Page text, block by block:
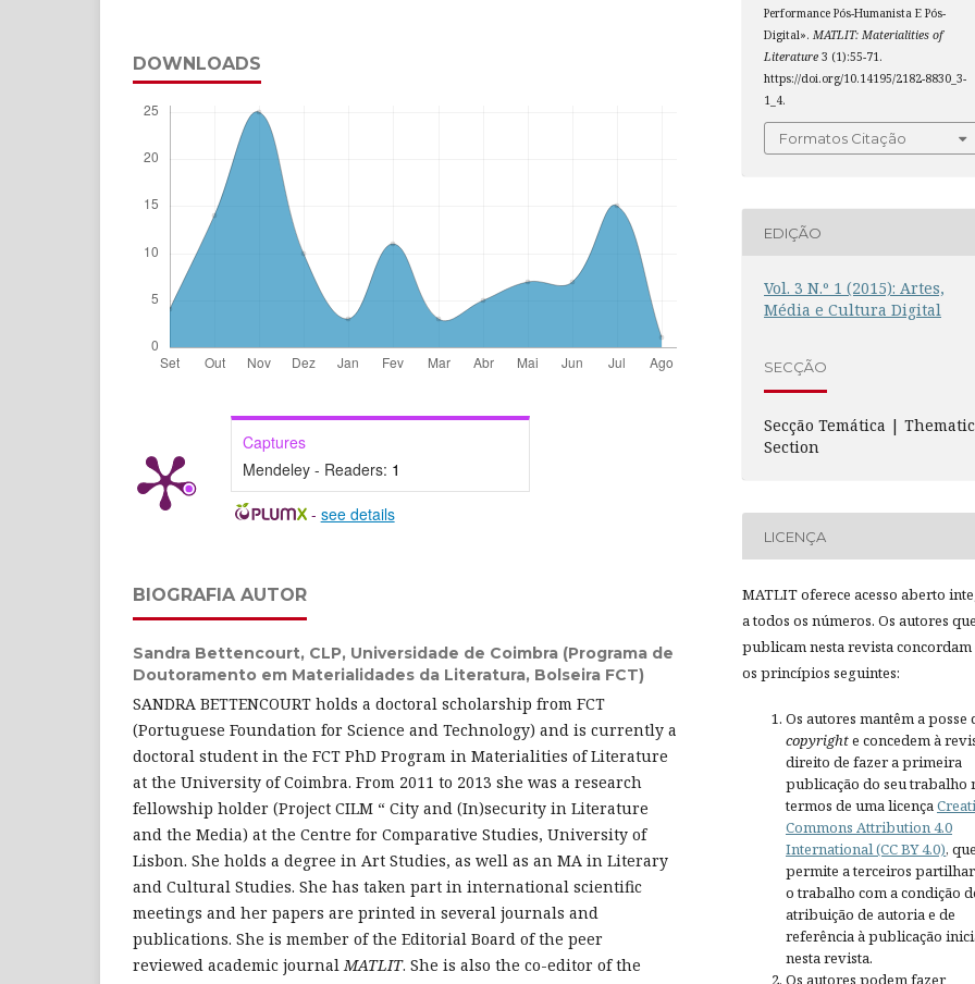
DOWNLOADS
Captures
Mendeley - Readers: 1
- see details
BIOGRAFIA AUTOR
Sandra Bettencourt, CLP, Universidade de Coimbra (Programa de
Doutoramento em Materialidades da Literatura, Bolseira FCT)
SANDRA BETTENCOURT holds a doctoral scholarship from FCT
(Portuguese Foundation for Science and Technology) and is currently a
doctoral student in the FCT PhD Program in Materialities of Literature
at the University of Coimbra. From 2011 to 2013 she was a research
fellowship holder (Project CILM “ City and (In)security in Literature
and the Media) at the Centre for Comparative Studies, University of
Lisbon. She holds a degree in Art Studies, as well as an MA in Literary
and Cultural Studies. She has taken part in international scientific
meetings and her papers are printed in several journals and
publications. She is member of the Editorial Board of the peer
reviewed academic journalMATLIT. She is also the co-editor of the
Performance Pós-Humanista E Pós-
Digital». MATLIT: Materialities of
Literature 3 (1):55-71.
https://doi.org/10.14195/2182-8830_3-
1_4.
Formatos Citação
EDIÇÃO
Vol. 3 N.º 1 (2015): Artes,
Média e Cultura Digital
SECÇÃO
Secção Temática | Thematic
Section
LICENÇA
MATLIT oferece acesso aberto
a todos os números. Os autores que
publicam nesta revista concordam
os princípios seguintes:
Os autores mantêm a posse
copyrighte concedem à
direito de fazer a primeira
publicação do seu trabalho
termos de uma licença
Commons Attribution 4.0
International (CC BY 4.0), que
permite a terceiros
o trabalho com a condição
atribuição de autoria e de
referência à publicação
nesta revista.
Os autores podem fazer